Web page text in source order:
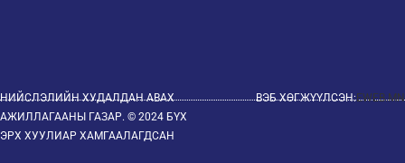
НИЙСЛЭЛИЙН ХУДАЛДАН АВАХ
АЖИЛЛАГААНЫ ГАЗАР. © 2024 БҮХ
ЭРХ ХУУЛИАР ХАМГААЛАГДСАН
ВЭБ ХӨГЖҮҮЛСЭН:EWEB.MN